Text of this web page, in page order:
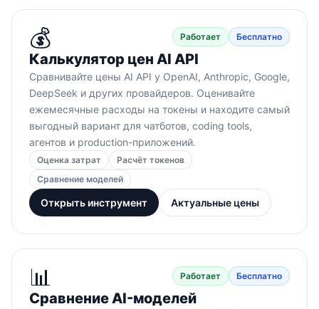
💰 Работает Бесплатно
Калькулятор цен AI API
Сравнивайте цены AI API у OpenAI, Anthropic, Google,
DeepSeek и других провайдеров. Оценивайте
ежемесячные расходы на токены и находите самый
выгодный вариант для чатботов, coding tools,
агентов и production-приложений.
Оценка затрат
Расчёт токенов
Сравнение моделей
Открыть инструмент Актуальные цены
📊 Работает Бесплатно
Сравнение AI-моделей